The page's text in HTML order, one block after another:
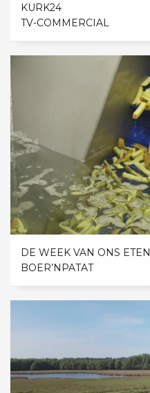
KURK24
TV-COMMERCIAL
DE WEEK VAN ONS ETEN
BOER’NPATAT